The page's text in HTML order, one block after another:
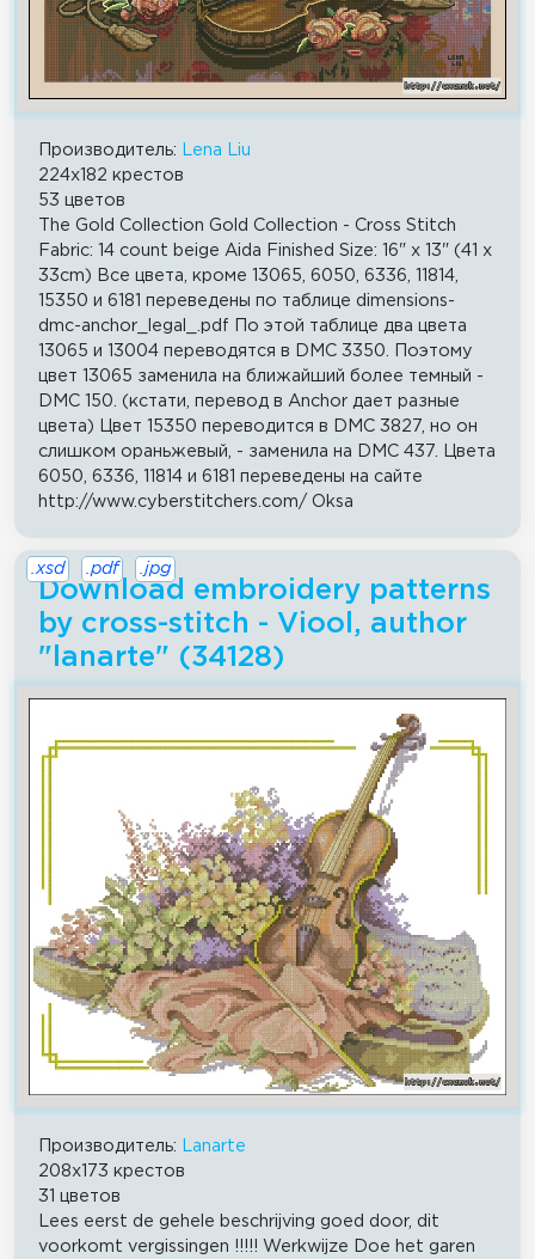
Производитель:
Lena Liu
224x182 крестов
53 цветов
The Gold Collection Gold Collection - Cross Stitch
Fabric: 14 count beige Aida Finished Size: 16" x 13" (41 x
33cm) Все цвета, кроме 13065, 6050, 6336, 11814,
15350 и 6181 переведены по таблице dimensions-
dmc-anchor_legal_.pdf По этой таблице два цвета
13065 и 13004 переводятся в DMC 3350. Поэтому
цвет 13065 заменила на ближайший более темный -
DMC 150. (кстати, перевод в Anchor дает разные
цвета) Цвет 15350 переводится в DMC 3827, но он
слишком ораньжевый, - заменила на DMC 437. Цвета
6050, 6336, 11814 и 6181 переведены на сайте
http://www.cyberstitchers.com/ Oksa
Download embroidery patterns
by cross-stitch - Viool, author
"lanarte" (34128)
.xsd .pdf .jpg
Производитель:
Lanarte
208x173 крестов
31 цветов
Lees eerst de gehele beschrijving goed door, dit
voorkomt vergissingen !!!!! Werkwijze Doe het garen